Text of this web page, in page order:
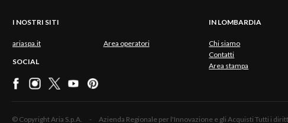
I NOSTRI SITI
ariaspa.it Area operatori
SOCIAL
IN LOMBARDIA
Chi siamo
Contatti
Area stampa
© Copyright Aria S.p.A. - Azienda Regionale per l'Innovazione e gli Acquisti Tutti